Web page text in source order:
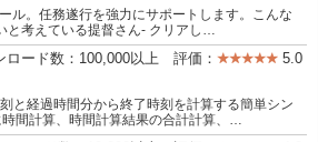
ル。任務遂行を強力にサポートします。こんな
と考えている提督さん- クリアし…
ロード数：100,000以上 評価： 5.0
と経過時間分から終了時刻を計算する簡単シン
間計算、時間計算結果の合計計算、…